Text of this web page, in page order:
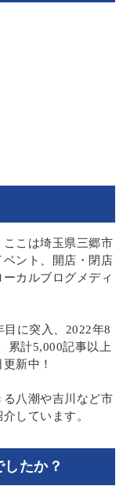
こは埼玉県三郷市
ント、開店・閉店
カルブログメディ
目に突入、2022年8
累計5,000記事以上
新中！
八潮や吉川など市
しています。
たか？